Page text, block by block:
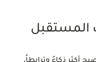
المستقبل